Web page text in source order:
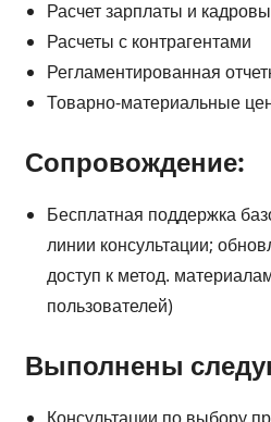
Расчет зарплаты и
Расчеты с контрагентами
Регламентированная
Товарно-материальные
Сопровождение:
Бесплатная поддержка
линии консультации;
доступ к метод.
пользователей)
Выполнены